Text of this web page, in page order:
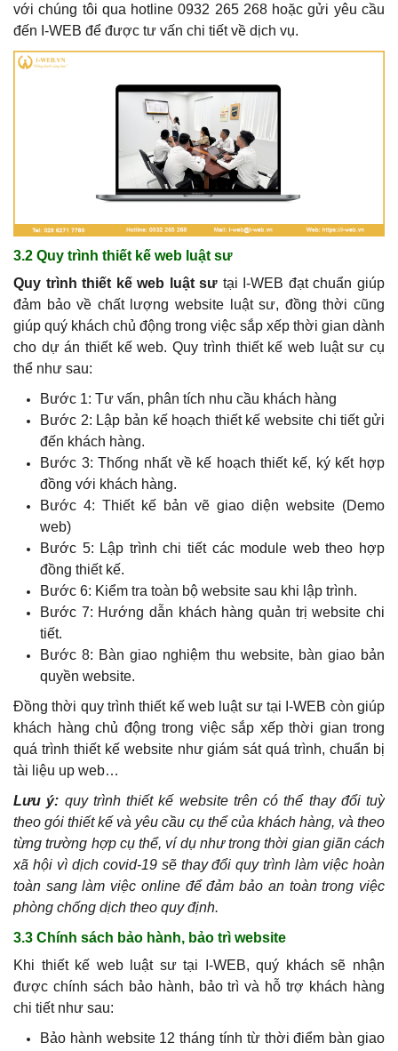
với chúng tôi qua hotline 0932 265 268 hoặc gửi yêu cầu
đến I-WEB để được tư vấn chi tiết về dịch vụ.
3.2 Quy trình thiết kế web luật sư
Quy trình thiết kế web luật sư tại I-WEB đạt chuẩn giúp
đảm bảo về chất lượng website luật sư, đồng thời cũng
giúp quý khách chủ động trong việc sắp xếp thời gian dành
cho dự án thiết kế web. Quy trình thiết kế web luật sư cụ
thể như sau:
Bước 1: Tư vấn, phân tích nhu cầu khách hàng
Bước 2: Lập bản kế hoạch thiết kế website chi tiết gửi
đến khách hàng.
Bước 3: Thống nhất về kế hoạch thiết kế, ký kết hợp
đồng với khách hàng.
Bước 4: Thiết kế bản vẽ giao diện website (Demo
web)
Bước 5: Lập trình chi tiết các module web theo hợp
đồng thiết kế.
Bước 6: Kiểm tra toàn bộ website sau khi lập trình.
Bước 7: Hướng dẫn khách hàng quản trị website chi
tiết.
Bước 8: Bàn giao nghiệm thu website, bàn giao bản
quyền website.
Đồng thời quy trình thiết kế web luật sư tại I-WEB còn giúp
khách hàng chủ động trong việc sắp xếp thời gian trong
quá trình thiết kế website như giám sát quá trình, chuẩn bị
tài liệu up web…
Lưu ý: quy trình thiết kế website trên có thể thay đổi tuỳ
theo gói thiết kế và yêu cầu cụ thể của khách hàng, và theo
từng trường hợp cụ thể, ví dụ như trong thời gian giãn cách
xã hội vì dịch covid-19 sẽ thay đổi quy trình làm việc hoàn
toàn sang làm việc online để đảm bảo an toàn trong việc
phòng chống dịch theo quy định.
3.3 Chính sách bảo hành, bảo trì website
Khi thiết kế web luật sư tại I-WEB, quý khách sẽ nhận
được chính sách bảo hành, bảo trì và hỗ trợ khách hàng
chi tiết như sau:
Bảo hành website 12 tháng tính từ thời điểm bàn giao